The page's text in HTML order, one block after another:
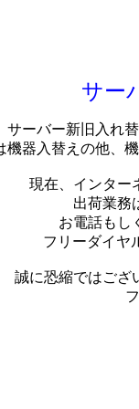
サー
サーバー新旧入れ
機器入替えの他、
現在、インター
出荷業務
お電話もし
フリーダイヤ
誠に恐縮ではござ